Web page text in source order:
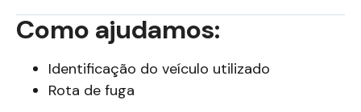
Como ajudamos:
Identificação do veículo utilizado
Rota de fuga